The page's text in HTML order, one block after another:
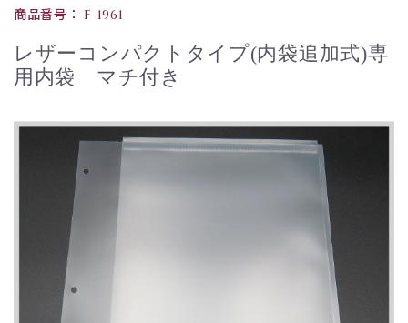
商品番号： F-1961
レザーコンパクトタイプ(内袋追加式)専
用内袋 マチ付き